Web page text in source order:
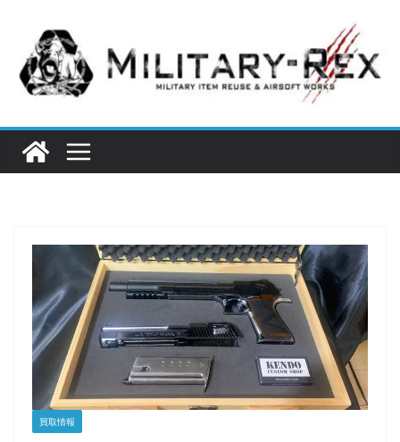
へ
買取情報